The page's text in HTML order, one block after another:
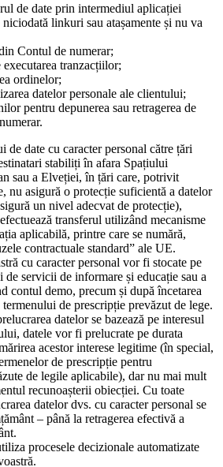
de date prin intermediul aplicației
linkuri sau atașamente și nu va
Contul de numerar;
executarea tranzacțiilor;
ordinelor;
datelor personale ale clientului;
pentru depunerea sau retragerea de
de date cu caracter personal către țări
stabiliți în afara Spațiului
sau a Elveției, în țări care, potrivit
nu asigură o protecție suficientă a datelor
un nivel adecvat de protecție),
transferul utilizând mecanisme
aplicabilă, printre care se numără,
contractuale standard” ale UE.
cu caracter personal vor fi stocate pe
de servicii de informare și educație sau a
contul demo, precum și după încetarea
termenului de prescripție prevăzut de lege.
datelor se bazează pe interesul
datele vor fi prelucrate pe durata
acestor interese legitime (în special,
de prescripție pentru
de legile aplicabile), dar nu mai mult
recunoașterii obiecției. Cu toate
datelor dvs. cu caracter personal se
– până la retragerea efectivă a
procesele decizionale automatizate